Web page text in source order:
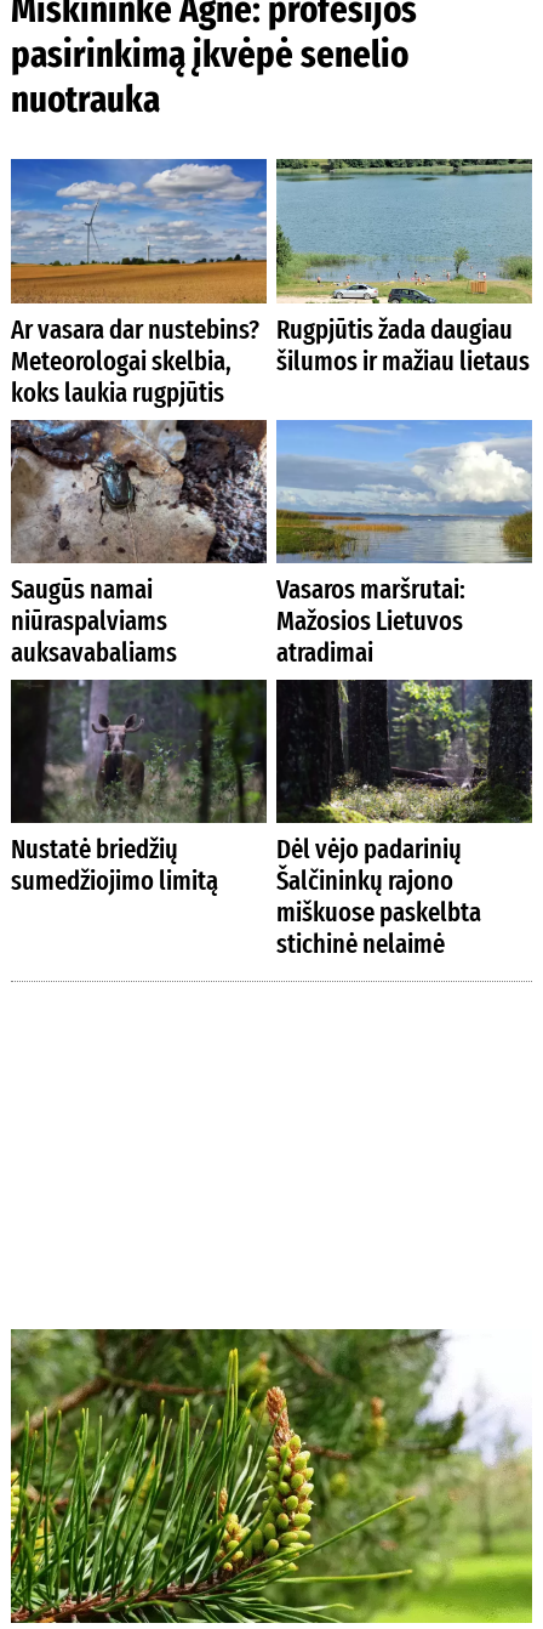
Miškininkė Agnė: profesijos
pasirinkimą įkvėpė senelio
nuotrauka
Ar vasara dar nustebins?
Meteorologai skelbia,
koks laukia rugpjūtis
Rugpjūtis žada daugiau
šilumos ir mažiau lietaus
Saugūs namai
niūraspalviams
auksavabaliams
Vasaros maršrutai:
Mažosios Lietuvos
atradimai
Nustatė briedžių
sumedžiojimo limitą
Dėl vėjo padarinių
Šalčininkų rajono
miškuose paskelbta
stichinė nelaimė